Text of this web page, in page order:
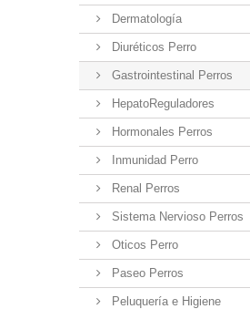
Dermatología
Diuréticos Perro
Gastrointestinal Perros
HepatoReguladores
Hormonales Perros
Inmunidad Perro
Renal Perros
Sistema Nervioso Perros
Oticos Perro
Paseo Perros
Peluquería e Higiene